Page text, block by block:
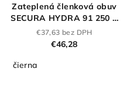
Zateplená členková obuv
SECURA HYDRA 91 250 Z
O2 čierna
€37,63 bez DPH
€46,28
čierna